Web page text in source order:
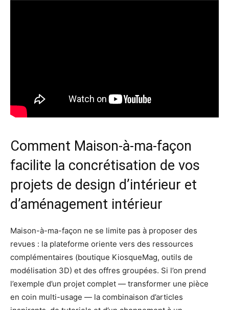
Comment Maison-à-ma-façon
facilite la concrétisation de vos
projets de design d’intérieur et
d’aménagement intérieur
Maison-à-ma-façon ne se limite pas à proposer des
revues : la plateforme oriente vers des ressources
complémentaires (boutique KiosqueMag, outils de
modélisation 3D) et des offres groupées. Si l’on prend
l’exemple d’un projet complet — transformer une pièce
en coin multi-usage — la combinaison d’articles